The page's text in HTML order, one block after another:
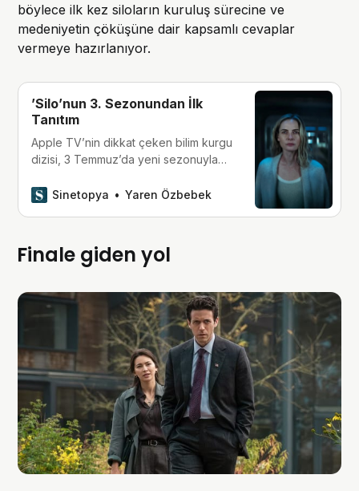
böylece ilk kez siloların kuruluş sürecine ve
medeniyetin çöküşüne dair kapsamlı cevaplar
vermeye hazırlanıyor.
’Silo’nun 3. Sezonundan İlk
Tanıtım
Apple TV’nin dikkat çeken bilim kurgu
dizisi, 3 Temmuz’da yeni sezonuyla
Sinetopya
Yaren Özbebek
Finale giden yol